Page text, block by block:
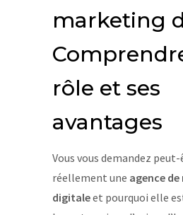
marketing
rôle et ses
avantages
Vous vous demandez peut-
réellement une agence
digitaleet pourquoi elle